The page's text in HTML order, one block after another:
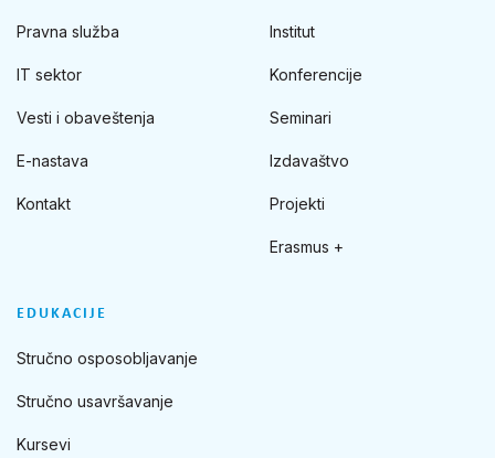
Pravna služba
IT sektor
Vesti i obaveštenja
E-nastava
Kontakt
Institut
Konferencije
Seminari
Izdavaštvo
Projekti
Erasmus +
EDUKACIJE
Stručno osposobljavanje
Stručno usavršavanje
Kursevi